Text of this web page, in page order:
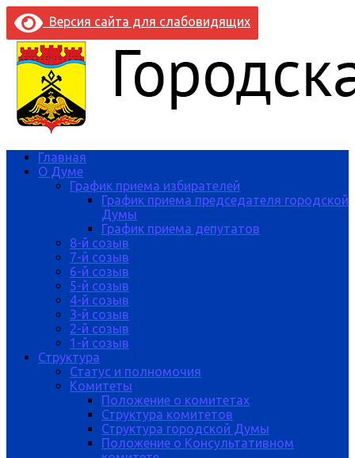
Версия сайта для слабовидящих
Главная
О Думе
График приема избирателей
График приема председателя городской
Думы
График приема депутатов
8-й созыв
7-й созыв
6-й созыв
5-й созыв
4-й созыв
3-й созыв
2-й созыв
1-й созыв
Структура
Статус и полномочия
Комитеты
Положение о комитетах
Структура комитетов
Структура городской Думы
Положение о Консультативном